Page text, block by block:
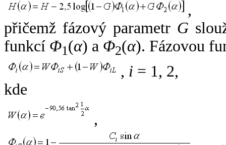
,
přičemž fázový parametr G
funkcí Φ1(α) a Φ2(α). Fázovou
, i = 1, 2,
kde
,